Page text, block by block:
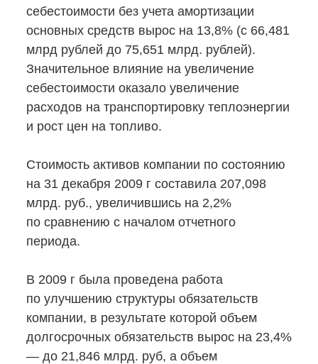
себестоимости без учета амортизации
основных средств вырос на 13,8% (с 66,481
млрд рублей до 75,651 млрд. рублей).
Значительное влияние на увеличение
себестоимости оказало увеличение
расходов на транспортировку теплоэнергии
и рост цен на топливо.
Стоимость активов компании по состоянию
на 31 декабря 2009 г составила 207,098
млрд. руб., увеличившись на 2,2%
по сравнению с началом отчетного
периода.
В 2009 г была проведена работа
по улучшению структуры обязательств
компании, в результате которой объем
долгосрочных обязательств вырос на 23,4%
— до 21,846 млрд. руб, а объем